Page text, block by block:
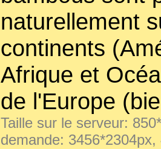
naturellement
continents
Afrique et
de l'Europe
Taille sur le serveur:
demande: